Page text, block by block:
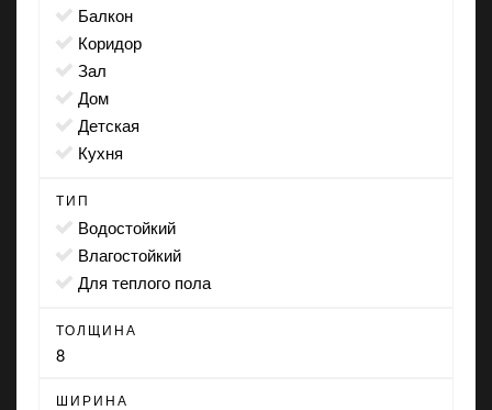
балкон
коридор
зал
дом
детская
кухня
ТИП
водостойкий
влагостойкий
для теплого пола
ТОЛЩИНА
8
ШИРИНА